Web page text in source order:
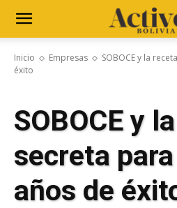
Inicio Empresas
SOBOCE y la
éxito
SOBOCE y
secreta
años de